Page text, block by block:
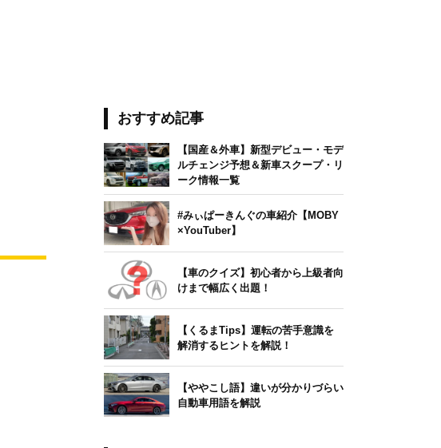
おすすめ記事
【国産＆外車】新型デビュー・モデ
ルチェンジ予想＆新車スクープ・リ
ーク情報一覧
#みぃぱーきんぐの車紹介【MOBY
×YouTuber】
【車のクイズ】初心者から上級者向
けまで幅広く出題！
【くるまTips】運転の苦手意識を
解消するヒントを解説！
【ややこし語】違いが分かりづらい
自動車用語を解説